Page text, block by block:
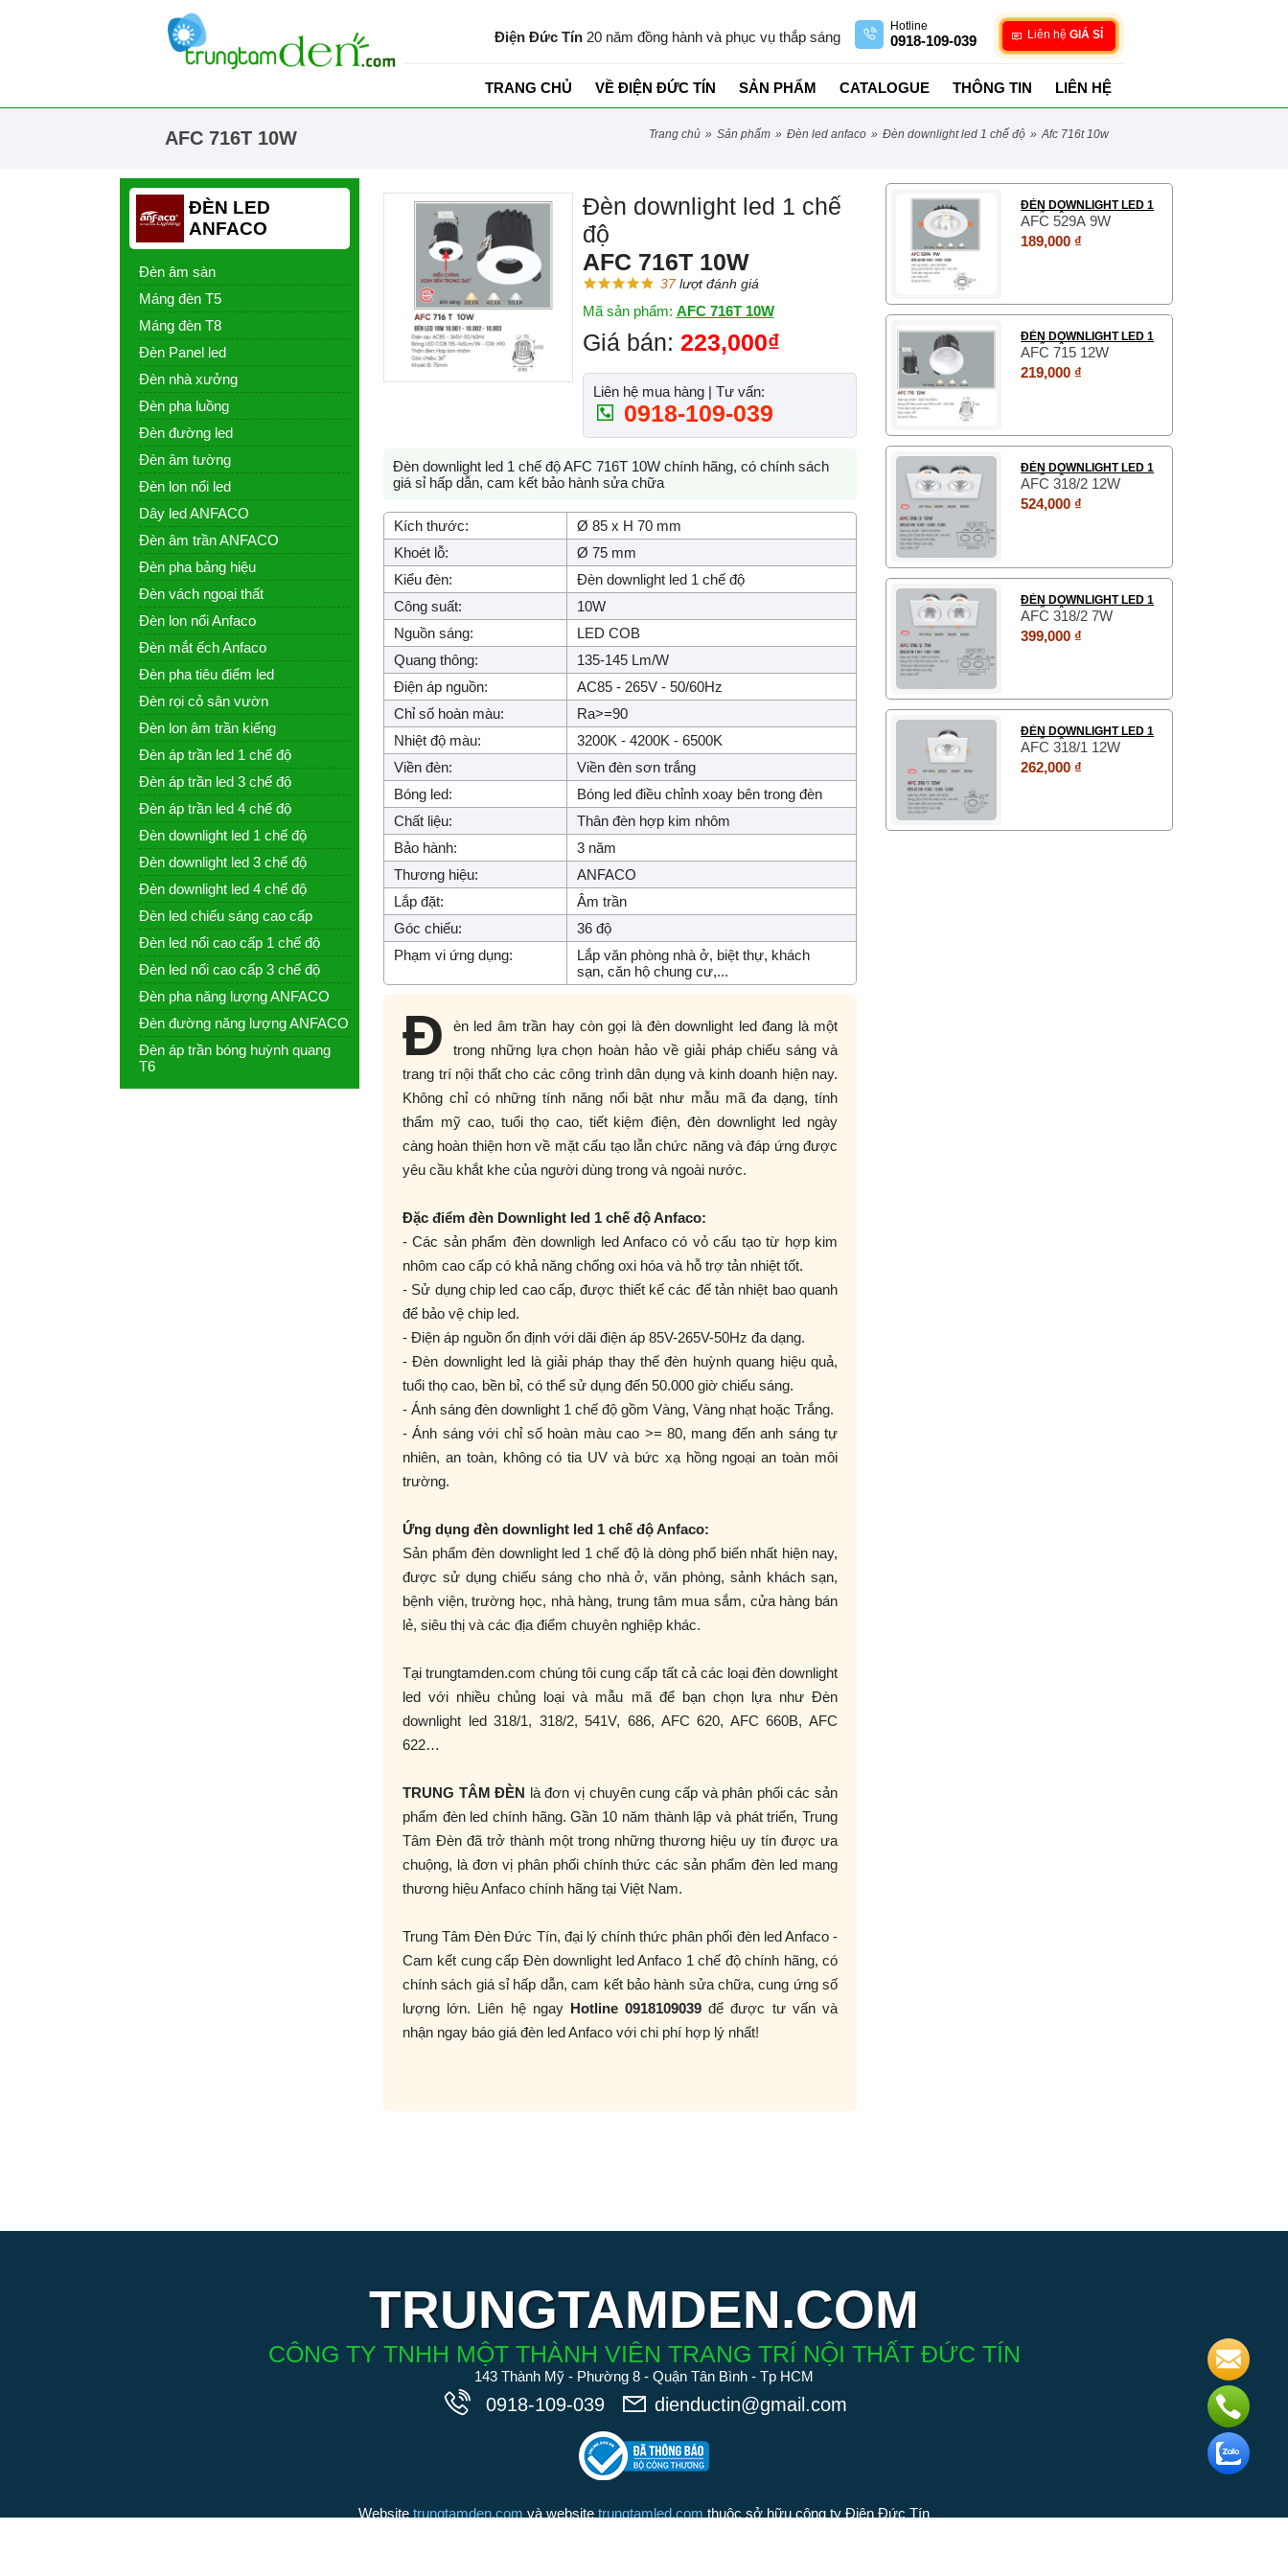
Điện Đức Tín 20 năm đồng hành và phục vụ thắp sáng
Hotline
0918-109-039 Liên hệ GIÁ SỈ
TRANG CHỦ VỀ ĐIỆN ĐỨC TÍN SẢN PHẨM CATALOGUE THÔNG TIN LIÊN HỆ
AFC 716T 10W trang chủ » sản phẩm » đèn led anfaco » đèn downlight led 1 chế độ » afc 716t 10w
Đèn downlight led 1 chế
độ
AFC 716T 10W
37lượt đánh giá
Mã sản phẩm: AFC 716T 10W
Giá bán: 223,000₫
Liên hệ mua hàng | Tư vấn:
0918-109-039
Đèn downlight led 1 chế độ AFC 716T 10W chính hãng, có chính sách
giá sỉ hấp dẫn, cam kết bảo hành sửa chữa
Kích thước:
Ø 85 x H 70 mm
Khoét lỗ:
Ø 75 mm
Kiểu đèn:
Đèn downlight led 1 chế độ
Công suất:
10W
Nguồn sáng:
LED COB
Quang thông:
135-145 Lm/W
Điện áp nguồn:
AC85 - 265V - 50/60Hz
Chỉ số hoàn màu:
Ra>=90
Nhiệt độ màu:
3200K - 4200K - 6500K
Viền đèn:
Viền đèn sơn trắng
Bóng led:
Bóng led điều chỉnh xoay bên trong đèn
Chất liệu:
Thân đèn hợp kim nhôm
Bảo hành:
3 năm
Thương hiệu:
ANFACO
Lắp đặt:
Âm trần
Góc chiếu:
36 độ
Phạm vi ứng dụng:
Lắp văn phòng nhà ở, biệt thự, khách
sạn, căn hộ chung cư,...
Đ
èn led âm trần hay còn gọi là đèn downlight led đang là một
trong những lựa chọn hoàn hảo về giải pháp chiếu sáng và
trang trí nội thất cho các công trình dân dụng và kinh doanh hiện nay.
Không chỉ có những tính năng nổi bật như mẫu mã đa dạng, tính
thẩm mỹ cao, tuổi thọ cao, tiết kiệm điện, đèn downlight led ngày
càng hoàn thiện hơn về mặt cấu tạo lẫn chức năng và đáp ứng được
yêu cầu khắt khe của người dùng trong và ngoài nước.
Đặc điểm đèn Downlight led 1 chế độ Anfaco:
- Các sản phẩm đèn downligh led Anfaco có vỏ cấu tạo từ hợp kim
nhôm cao cấp có khả năng chống oxi hóa và hỗ trợ tản nhiệt tốt.
- Sử dụng chip led cao cấp, được thiết kế các đế tản nhiệt bao quanh
để bảo vệ chip led.
- Điện áp nguồn ổn định với dãi điện áp 85V-265V-50Hz đa dạng.
- Đèn downlight led là giải pháp thay thế đèn huỳnh quang hiệu quả,
tuổi thọ cao, bền bỉ, có thể sử dụng đến 50.000 giờ chiếu sáng.
- Ánh sáng đèn downlight 1 chế độ gồm Vàng, Vàng nhạt hoặc Trắng.
- Ánh sáng với chỉ số hoàn màu cao >= 80, mang đến anh sáng tự
nhiên, an toàn, không có tia UV và bức xạ hồng ngoại an toàn môi
trường.
Ứng dụng đèn downlight led 1 chế độ Anfaco:
Sản phẩm đèn downlight led 1 chế độ là dòng phổ biến nhất hiện nay,
được sử dụng chiếu sáng cho nhà ở, văn phòng, sảnh khách sạn,
bệnh viện, trường học, nhà hàng, trung tâm mua sắm, cửa hàng bán
lẻ, siêu thị và các địa điểm chuyên nghiệp khác.
Tại trungtamden.com chúng tôi cung cấp tất cả các loại đèn downlight
led với nhiều chủng loại và mẫu mã để bạn chọn lựa như Đèn
downlight led 318/1, 318/2, 541V, 686, AFC 620, AFC 660B, AFC
622…
TRUNG TÂM ĐÈN là đơn vị chuyên cung cấp và phân phối các sản
phẩm đèn led chính hãng. Gần 10 năm thành lập và phát triển, Trung
Tâm Đèn đã trở thành một trong những thương hiệu uy tín được ưa
chuộng, là đơn vị phân phối chính thức các sản phẩm đèn led mang
thương hiệu Anfaco chính hãng tại Việt Nam.
Trung Tâm Đèn Đức Tín, đại lý chính thức phân phối đèn led Anfaco -
Cam kết cung cấp Đèn downlight led Anfaco 1 chế độ chính hãng, có
chính sách giá sỉ hấp dẫn, cam kết bảo hành sửa chữa, cung ứng số
lượng lớn. Liên hệ ngay Hotline 0918109039 để được tư vấn và
nhận ngay báo giá đèn led Anfaco với chi phí hợp lý nhất!
ĐÈN DOWNLIGHT LED 1
CHẾ ĐỘ
AFC 529A 9W
189,000 ₫
ĐÈN DOWNLIGHT LED 1
CHẾ ĐỘ
AFC 715 12W
219,000 ₫
ĐÈN DOWNLIGHT LED 1
CHẾ ĐỘ
AFC 318/2 12W
524,000 ₫
ĐÈN DOWNLIGHT LED 1
CHẾ ĐỘ
AFC 318/2 7W
399,000 ₫
ĐÈN DOWNLIGHT LED 1
CHẾ ĐỘ
AFC 318/1 12W
262,000 ₫
ĐÈN LED
ANFACO
Đèn âm sàn
Máng đèn T5
Máng đèn T8
Đèn Panel led
Đèn nhà xưởng
Đèn pha luồng
Đèn đường led
Đèn âm tường
Đèn lon nổi led
Dây led ANFACO
Đèn âm trần ANFACO
Đèn pha bảng hiệu
Đèn vách ngoại thất
Đèn lon nổi Anfaco
Đèn mắt ếch Anfaco
Đèn pha tiêu điểm led
Đèn rọi cỏ sân vườn
Đèn lon âm trần kiếng
Đèn áp trần led 1 chế độ
Đèn áp trần led 3 chế độ
Đèn áp trần led 4 chế độ
Đèn downlight led 1 chế độ
Đèn downlight led 3 chế độ
Đèn downlight led 4 chế độ
Đèn led chiếu sáng cao cấp
Đèn led nổi cao cấp 1 chế độ
Đèn led nổi cao cấp 3 chế độ
Đèn pha năng lượng ANFACO
Đèn đường năng lượng ANFACO
Đèn áp trần bóng huỳnh quang
T6
TRUNGTAMDEN.COM
CÔNG TY TNHH MỘT THÀNH VIÊN TRANG TRÍ NỘI THẤT ĐỨC TÍN
143 Thành Mỹ - Phường 8 - Quận Tân Bình - Tp HCM
0918-109-039 dienductin@gmail.com
Website trungtamden.com và website trungtamled.com thuộc sở hữu công ty Điện Đức Tín